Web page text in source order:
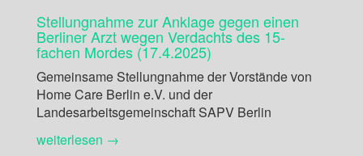
Stellungnahme zur Anklage gegen einen
Berliner Arzt wegen Verdachts des 15-
fachen Mordes (17.4.2025)
Gemeinsame Stellungnahme der Vorstände von
Home Care Berlin e.V. und der
Landesarbeitsgemeinschaft SAPV Berlin
weiterlesen →